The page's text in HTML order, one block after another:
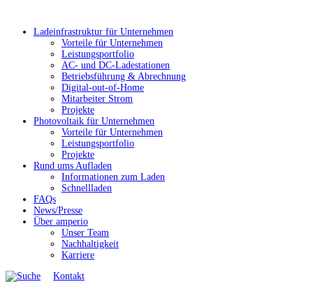
Ladeinfrastruktur für Unternehmen
Vorteile für Unternehmen
Leistungsportfolio
AC- und DC-Ladestationen
Betriebsführung & Abrechnung
Digital-out-of-Home
Mitarbeiter Strom
Projekte
Photovoltaik für Unternehmen
Vorteile für Unternehmen
Leistungsportfolio
Projekte
Rund ums Aufladen
Informationen zum Laden
Schnellladen
FAQs
News/Presse
Über amperio
Unser Team
Nachhaltigkeit
Karriere
Kontakt